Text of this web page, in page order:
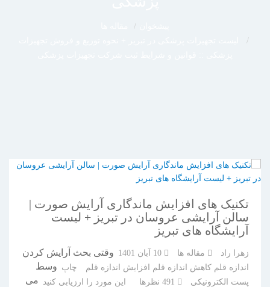
تکنیک های افزایش ماندگاری آرایش صورت |
سالن آرایشی عروسان در تبریز + لیست
آرایشگاه های تبریز
زهرا راد مقاله ها
اندازه قلم کاهش اندازه قلم افزایش اندازه قلم
چاپ
پست الکترونیکی
491 نظرها
این مورد را ارزیابی کنید
وقتی بحث آرایش کردن
وسط
می